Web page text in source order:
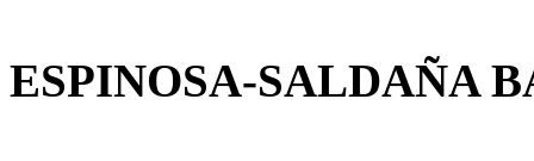
ESPINOSA-SALDAÑA